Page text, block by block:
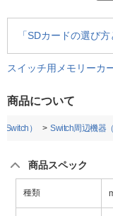
「SDカードの選び
スイッチ用メモリーカ
商品について
） Switch周辺機器
商品スペック
種類